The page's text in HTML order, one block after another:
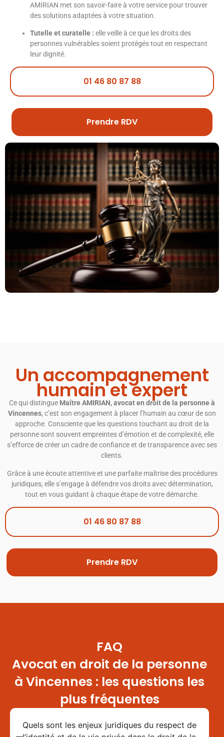
AMIRIAN met son savoir-faire à votre service pour trouver
des solutions adaptées à votre situation.
Tutelle et curatelle : elle veille à ce que les droits des
personnes vulnérables soient protégés tout en respectant
leur dignité.
01 46 80 87 88
Prendre RDV
Un accompagnement
humain et expert
Ce qui distingue Maître AMIRIAN, avocat en droit de la personne à
Vincennes, c’est son engagement à placer l’humain au cœur de son
approche. Consciente que les questions touchant au droit de la
personne sont souvent empreintes d’émotion et de complexité, elle
s’efforce de créer un cadre de confiance et de transparence avec ses
clients.
Grâce à une écoute attentive et une parfaite maîtrise des procédures
juridiques, elle s’engage à défendre vos droits avec détermination,
tout en vous guidant à chaque étape de votre démarche.
01 46 80 87 88
Prendre RDV
FAQ
Avocat en droit de la personne
à Vincennes : les questions les
plus fréquentes
Quels sont les enjeux juridiques du respect de